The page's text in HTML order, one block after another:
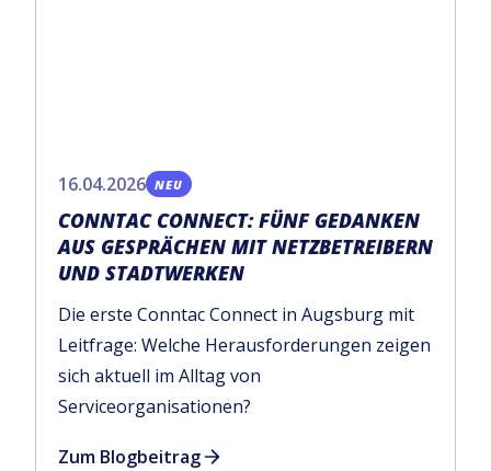
16.04.2026 NEU
CONNTAC CONNECT: FÜNF GEDANKEN
AUS GESPRÄCHEN MIT NETZBETREIBERN
UND STADTWERKEN
Die erste Conntac Connect in Augsburg mit
Leitfrage: Welche Herausforderungen zeigen
sich aktuell im Alltag von
Serviceorganisationen?
Zum Blogbeitrag